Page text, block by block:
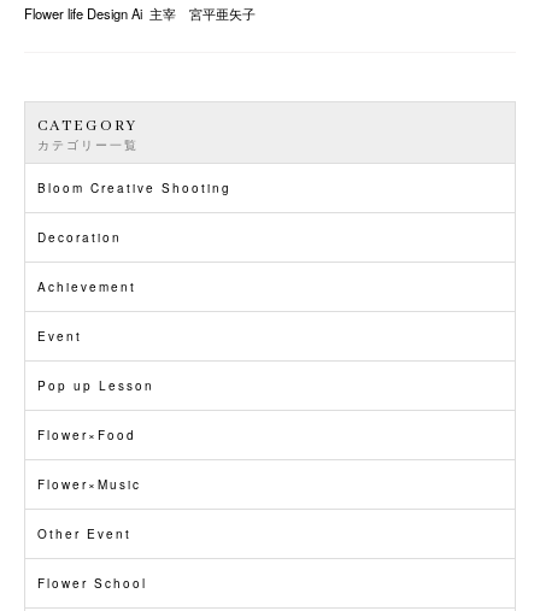
Flower life Design Ai 主宰 宮平亜矢子
CATEGORY
カテゴリー一覧
Bloom Creative Shooting
Decoration
Achievement
Event
Pop up Lesson
Flower×Food
Flower×Music
Other Event
Flower School